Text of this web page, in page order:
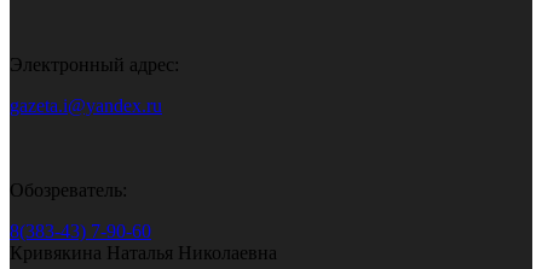
Электронный адрес:
gazeta.i@yandex.ru
Обозреватель:
8(383-43) 7-90-60
Кривякина Наталья Николаевна